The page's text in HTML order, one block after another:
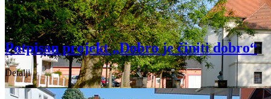
Vijesti
Potpisan projekt „Dobro je činiti dobro“
Detalji